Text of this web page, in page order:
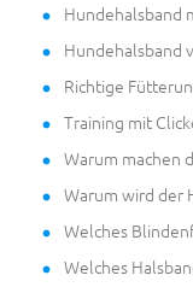
Hundehalsband
Hundehalsband
Richtige
Training mit
Warum machen
Warum wird der
Welches
Welches